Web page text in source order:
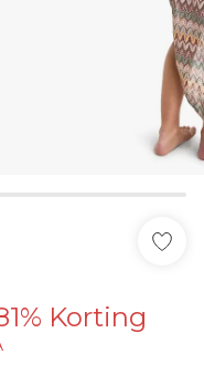
Korting